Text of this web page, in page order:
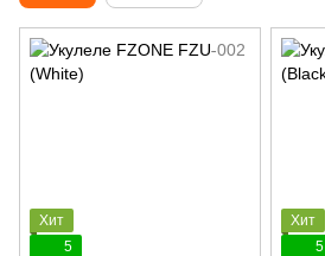
Хит
5
Хит
5